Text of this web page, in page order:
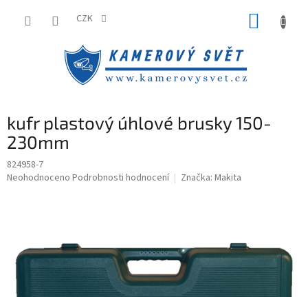
CZK
kufr plastový úhlové brusky 150-
230mm
824958-7
Průměrné
hvězdiček.
Neohodnoceno Podrobnosti hodnocení Značka: Makita